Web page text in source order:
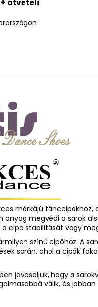
+ átvételi
márkájú tánccipőkhöz,
anyag megvédi a sarok
cipő stabilitását vagy
színű cipőhöz. A
során, ahol a cipők
javasoljuk, hogy a
válik, és jobban